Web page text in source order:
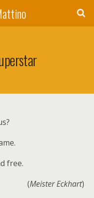
free.
(Meister Eckhart)